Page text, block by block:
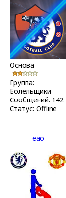
Основа
Группа:
Болельщики
Сообщений: 142
Статус: Offline
eao